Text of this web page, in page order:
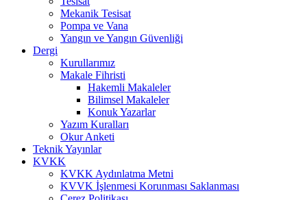
Mekanik Tesisat
Pompa ve Vana
Yangın ve Yangın Güvenliği
Dergi
Kurullarımız
Makale Fihristi
Hakemli Makaleler
Bilimsel Makaleler
Konuk Yazarlar
Yazım Kuralları
Okur Anketi
Teknik Yayınlar
KVKK
KVKK Aydınlatma Metni
KVVK İşlenmesi Korunması Saklanması